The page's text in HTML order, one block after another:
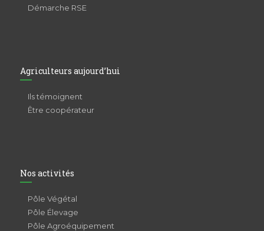
Démarche RSE
Agriculteurs aujourd’hui
Ils témoignent
Être coopérateur
Nos activités
Pôle Végétal
Pôle Élevage
Pôle Agroéquipement